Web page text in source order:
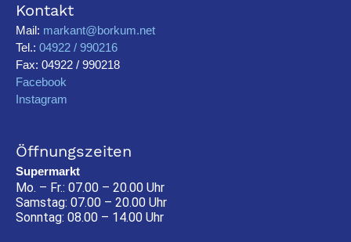
Kontakt
Mail: markant@borkum.net
Tel.: 04922 / 990216
Fax: 04922 / 990218
Facebook
Instagram
Öffnungszeiten
Supermarkt
Mo. – Fr.: 07.00 – 20.00 Uhr
Samstag: 07.00 – 20.00 Uhr
Sonntag: 08.00 – 14.00 Uhr